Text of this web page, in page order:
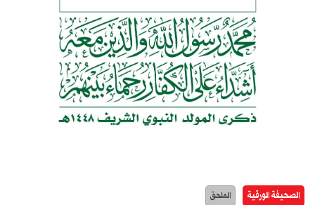
الصحيفة الورقية الملحق